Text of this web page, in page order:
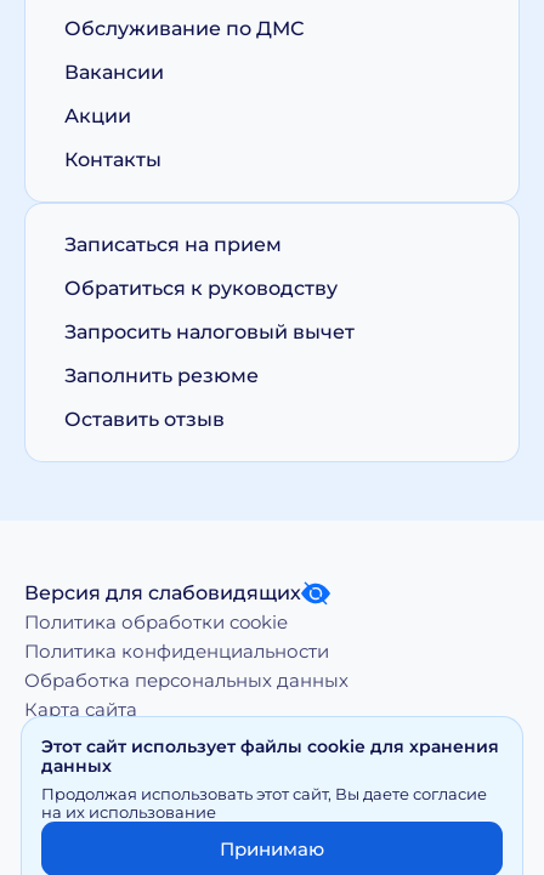
Обслуживание по ДМС
Вакансии
Акции
Контакты
Записаться на прием
Обратиться к руководству
Запросить налоговый вычет
Заполнить резюме
Оставить отзыв
Версия для слабовидящих
Политика обработки cookie
Политика конфиденциальности
Обработка персональных данных
Карта сайта
использование материалов, размещенных на moy-
doktor.org возможно только с письменного разрешения
Правообладателя
Этот сайт использует файлы cookie для хранения
данных
Продолжая использовать этот сайт, Вы даете согласие
на их использование
Принимаю